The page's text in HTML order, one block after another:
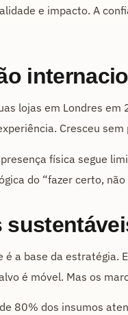
e impacto. A
lojas em Londres
Cresceu
presença física segue
do “fazer certo, não
é a base da estratégia.
é móvel. Mas os
80% dos insumos